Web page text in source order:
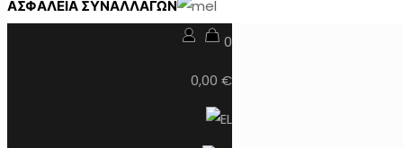
ΑΣΦΑΛΕΙΑ ΣΥΝΑΛΛΑΓΩΝ
0
0,00 €